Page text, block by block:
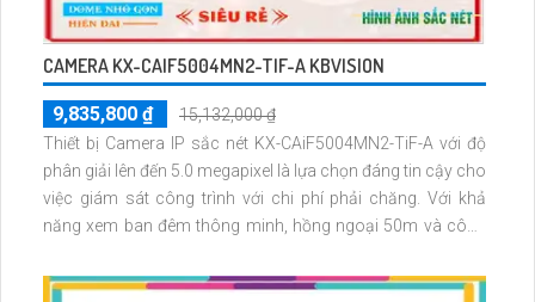
CAMERA KX-CAIF5004MN2-TIF-A KBVISION
9,835,800 ₫
15,132,000 ₫
Thiết bị Camera IP sắc nét KX-CAiF5004MN2-TiF-A với độ
phân giải lên đến 5.0 megapixel là lựa chọn đáng tin cậy cho
việc giám sát công trình với chi phí phải chăng. Với khả
năng xem ban đêm thông minh, hồng ngoại 50m và công
ngày lẫn đêm. Thiết kế Dome Kim Loại đẹp mắt, tích hợp